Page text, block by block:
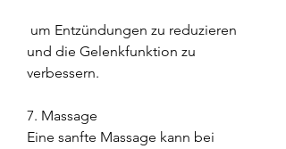
und die Gelenkfunktion zu
verbessern.
7. Massage
Eine sanfte Massage kann bei